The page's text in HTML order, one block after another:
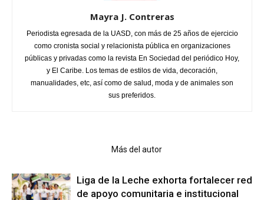
Mayra J. Contreras
Periodista egresada de la UASD, con más de 25 años de ejercicio
como cronista social y relacionista pública en organizaciones
públicas y privadas como la revista En Sociedad del periódico Hoy,
y El Caribe. Los temas de estilos de vida, decoración,
manualidades, etc, así como de salud, moda y de animales son
sus preferidos.
Más del autor
Liga de la Leche exhorta fortalecer red
de apoyo comunitaria e institucional